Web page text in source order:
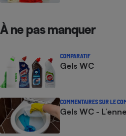
À ne pas manquer
COMPARATIF
Gels WC
COMMENTAIRES SUR LE
Gels WC -